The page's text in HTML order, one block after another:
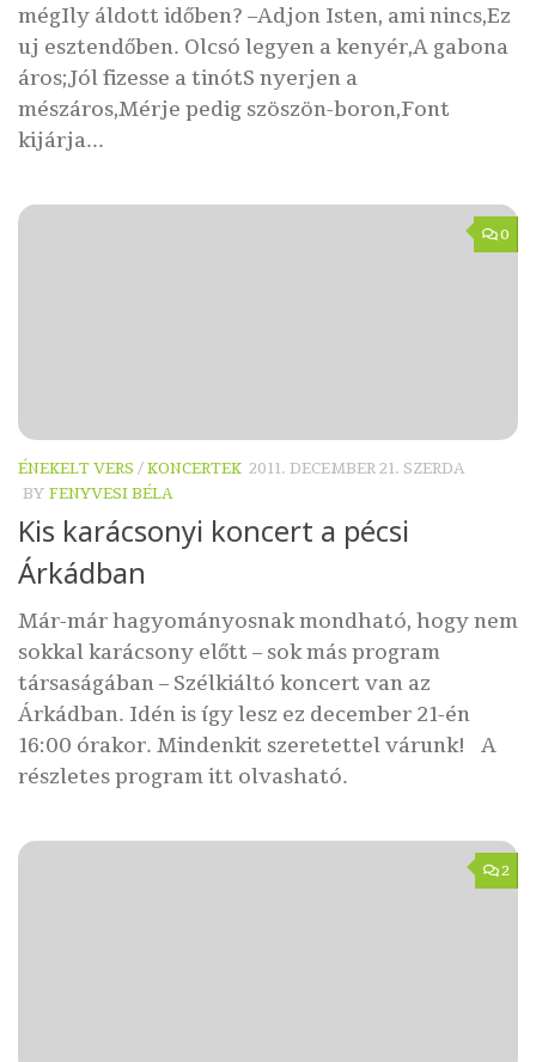
mégIly áldott időben? –Adjon Isten, ami nincs,Ez
uj esztendőben. Olcsó legyen a kenyér,A gabona
áros;Jól fizesse a tinótS nyerjen a
mészáros,Mérje pedig szöszön-boron,Font
kijárja...
0
ÉNEKELT VERS /KONCERTEK 2011. DECEMBER 21. SZERDA
BY FENYVESI BÉLA
Kis karácsonyi koncert a pécsi
Árkádban
Már-már hagyományosnak mondható, hogy nem
sokkal karácsony előtt – sok más program
társaságában – Szélkiáltó koncert van az
Árkádban. Idén is így lesz ez december 21-én
16:00 órakor. Mindenkit szeretettel várunk! A
részletes program itt olvasható.
2